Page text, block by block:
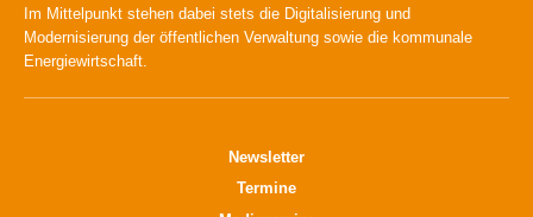
Im Mittelpunkt stehen dabei stets die Digitalisierung und
Modernisierung der öffentlichen Verwaltung sowie die kommunale
Energiewirtschaft.
Newsletter
Termine